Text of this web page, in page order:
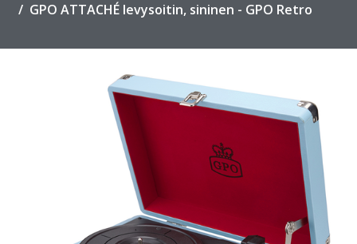
GPO ATTACHÉ levysoitin, sininen - GPO Retro